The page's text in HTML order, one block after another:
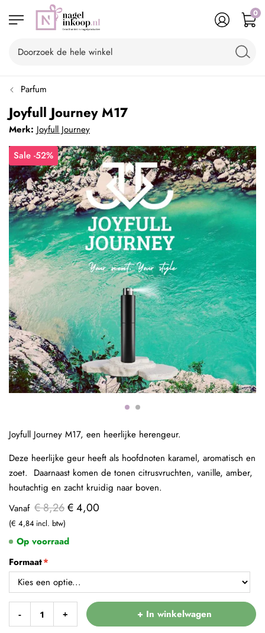
0
Parfum
Joyfull Journey M17
Merk: Joyfull Journey
Sale -52%
Vanaf € 8,26€ 4,00
€ 4,84
Formaat
- + + In winkelwagen
Op voorraad
Joyfull Journey M17, een heerlijke herengeur.
Deze heerlijke geur heeft als hoofdnoten karamel, aromatisch en
zoet. Daarnaast komen de tonen citrusvruchten, vanille, amber,
houtachtig en zacht kruidig naar boven.